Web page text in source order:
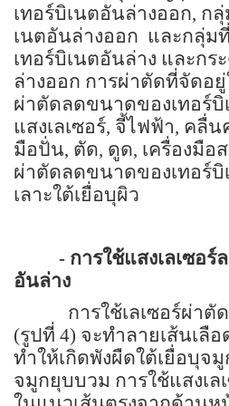
เทอร์บิเนตอันล่างออก, กลุ่
เนตอันล่างออก และกลุ่ม
เทอร์บิเนตอันล่าง และกร
ล่างออก การผ่าตัดที่จัดอ
ผ่าตัดลดขนาดของเทอร์บิ
แสงเลเซอร์, จี้ไฟฟ้า, คลื่น
มือปั่น, ตัด, ดูด, เครื่องมือ
ผ่าตัดลดขนาดของเทอร์บิ
เลาะใต้เยื่อบุผิว
- การใช้แสงเลเซอ
อันล่าง
การใช้เลเซอร์ผ่าตั
(รูปที่ 4) จะทำลายเส้นเลื
ทำให้เกิดพังผืดใต้เยื่อบุจ
จมูกยุบบวม การใช้แสงเล